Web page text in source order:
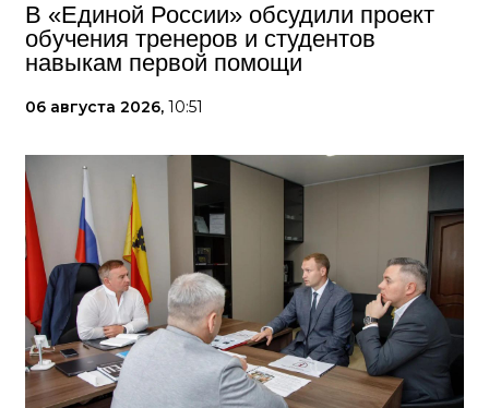
В «Единой России» обсудили проект
обучения тренеров и студентов
навыкам первой помощи
06 августа 2026, 10:51